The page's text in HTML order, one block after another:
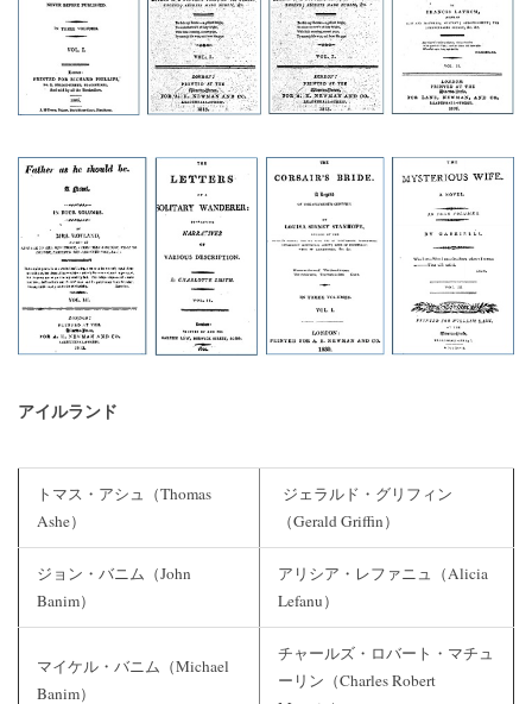
アイルランド
トマス・アシュ（Thomas
Ashe）
ジェラルド・グリフィン
（Gerald Griffin）
ジョン・バニム（John
Banim）
アリシア・レファニュ（Alicia
Lefanu）
マイケル・バニム（Michael
Banim）
チャールズ・ロバート・マチュ
ーリン（Charles Robert